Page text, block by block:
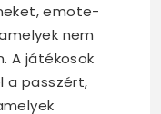
emote-
nem
A játékosok
a passzért,